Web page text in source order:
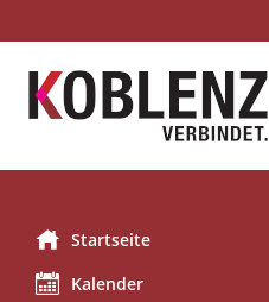
Startseite
Kalender